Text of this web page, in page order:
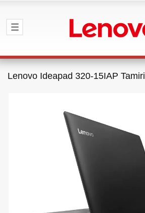
Lenovo Ideapad 320-15IAP Tamiri